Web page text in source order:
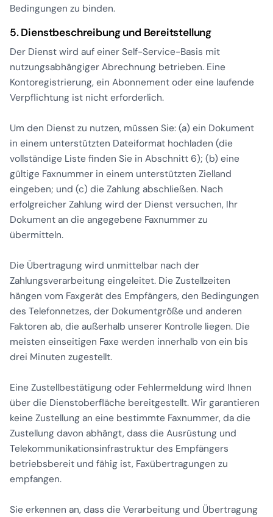
Bedingungen zu binden.
5. Dienstbeschreibung und Bereitstellung
Der Dienst wird auf einer Self-Service-Basis mit
nutzungsabhängiger Abrechnung betrieben. Eine
Kontoregistrierung, ein Abonnement oder eine laufende
Verpflichtung ist nicht erforderlich.
Um den Dienst zu nutzen, müssen Sie: (a) ein Dokument
in einem unterstützten Dateiformat hochladen (die
vollständige Liste finden Sie in Abschnitt 6); (b) eine
gültige Faxnummer in einem unterstützten Zielland
eingeben; und (c) die Zahlung abschließen. Nach
erfolgreicher Zahlung wird der Dienst versuchen, Ihr
Dokument an die angegebene Faxnummer zu
übermitteln.
Die Übertragung wird unmittelbar nach der
Zahlungsverarbeitung eingeleitet. Die Zustellzeiten
hängen vom Faxgerät des Empfängers, den Bedingungen
des Telefonnetzes, der Dokumentgröße und anderen
Faktoren ab, die außerhalb unserer Kontrolle liegen. Die
meisten einseitigen Faxe werden innerhalb von ein bis
drei Minuten zugestellt.
Eine Zustellbestätigung oder Fehlermeldung wird Ihnen
über die Dienstoberfläche bereitgestellt. Wir garantieren
keine Zustellung an eine bestimmte Faxnummer, da die
Zustellung davon abhängt, dass die Ausrüstung und
Telekommunikationsinfrastruktur des Empfängers
betriebsbereit und fähig ist, Faxübertragungen zu
empfangen.
Sie erkennen an, dass die Verarbeitung und Übertragung